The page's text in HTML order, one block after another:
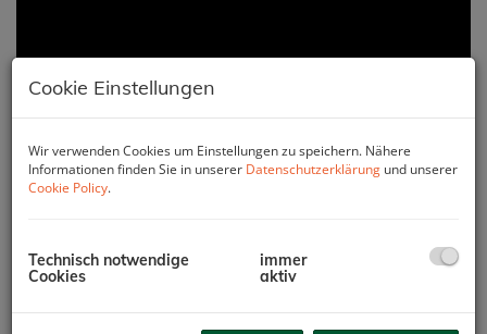
Cookie Einstellungen
Wir verwenden Cookies um Einstellungen zu speichern. Nähere
Informationen finden Sie in unserer Datenschutzerklärung und unserer
Cookie Policy.
Technisch notwendige
Cookies
immer
aktiv